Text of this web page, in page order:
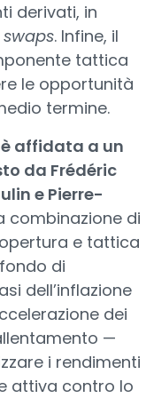
derivati, in
. Infine, il
tattica
le opportunità
termine.
affidata a un
da Frédéric
e Pierre-
combinazione di
e tattica
di
dell’inflazione
dei
—
i rendimenti
attiva contro lo